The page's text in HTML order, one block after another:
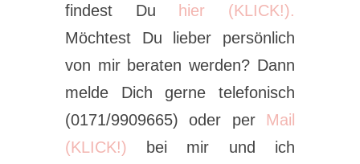
findest Du
hier (KLICK!).
Möchtest Du lieber persönlich
von mir beraten werden? Dann
melde Dich gerne telefonisch
(0171/9909665) oder per Mail
(KLICK!) bei mir und ich